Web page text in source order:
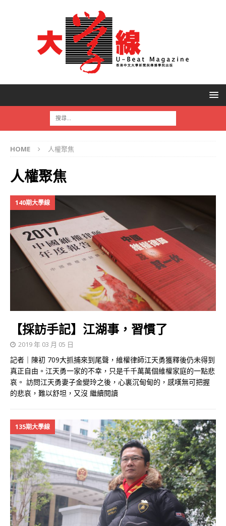
HOME 人權聚焦
人權聚焦
140期大學線
【採訪手記】江湖事，習慣了
2019 年 03 月 05 日
記者｜陳初 709大抓捕來到尾聲，維權律師江天勇獲釋後仍未得到
真正自由。江天勇一家的不幸，只是千千萬萬個維權家庭的一點悲
哀。 訪問江天勇妻子金變玲之後，心裏沉甸甸的，感嘆無可把握
的悲哀，難以舒坦，又沒 繼續閱讀
135期大學線